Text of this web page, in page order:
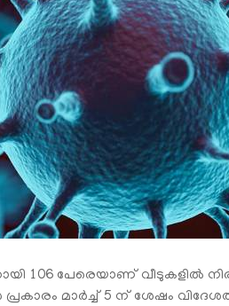
106 പേരെയാണ് വീടുകളില്‍
മാര്‍ച്ച് 5 ന് ശേഷം